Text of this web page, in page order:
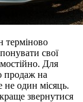
терміново
свої
Для
продаж на
не один місяць.
звернутися